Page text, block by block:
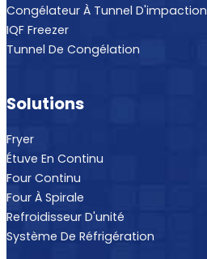
Congélateur À Tunnel D'impaction
IQF Freezer
Tunnel De Congélation
Solutions
Fryer
Étuve En Continu
Four Continu
Four À Spirale
Refroidisseur D'unité
Système De Réfrigération